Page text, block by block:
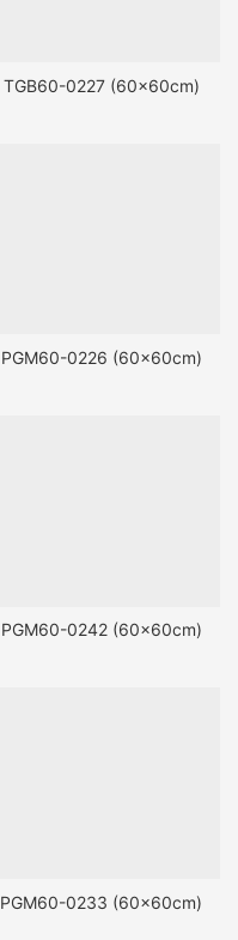
TGB60-0227 (60x60cm)
PGM60-0226 (60x60cm)
PGM60-0242 (60x60cm)
PGM60-0233 (60x60cm)